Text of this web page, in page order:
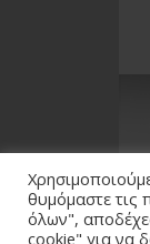
θυμόμαστε τις
όλων",
cookie" για να